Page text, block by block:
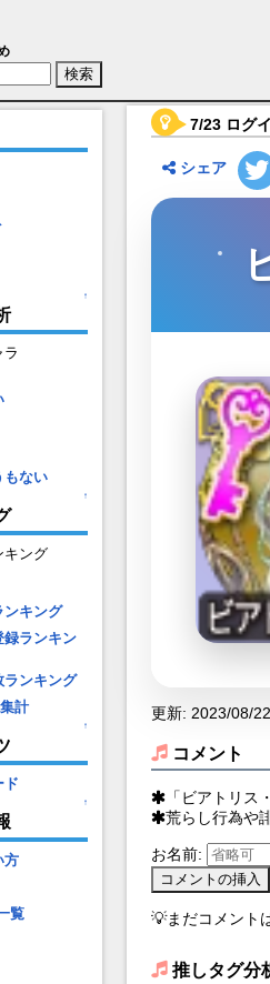
優：髙野麻美)【政剣マニ
↑
ラ
もない
↑
キング
ンキング
録ランキン
ランキング
計
↑
ド
↑
方
覧
7/23 ログ
シェア
更新: 2023/08/22
コメント
「ビアトリス
荒らし行為や
お名前:
💡まだコメント
推しタグ分